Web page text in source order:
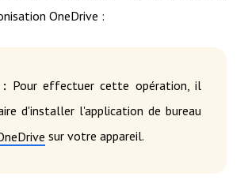
OneDrive :
Pour effectuer cette opération, il
d'installer l'application de bureau
sur votre appareil.